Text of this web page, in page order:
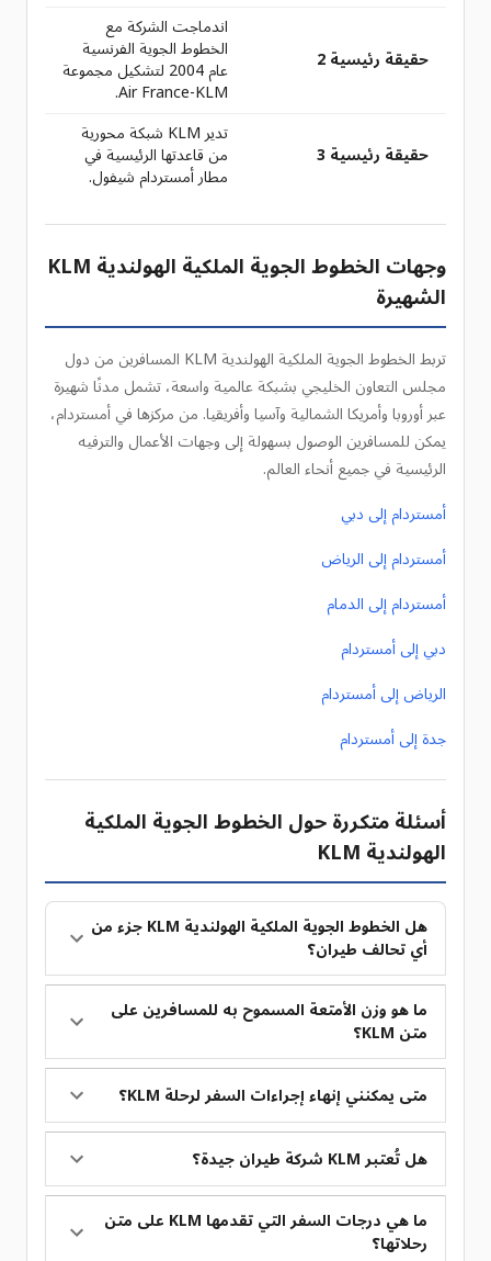
حقيقة رئيسية 2
اندماجت الشركة مع
الخطوط الجوية الفرنسية
عام 2004 لتشكيل مجموعة
Air France-KLM.
حقيقة رئيسية 3
تدير KLM شبكة محورية
من قاعدتها الرئيسية في
مطار أمستردام شيفول.
وجهات الخطوط الجوية الملكية الهولندية KLM
الشهيرة
تربط الخطوط الجوية الملكية الهولندية KLM المسافرين من دول
مجلس التعاون الخليجي بشبكة عالمية واسعة، تشمل مدنًا شهيرة
عبر أوروبا وأمريكا الشمالية وآسيا وأفريقيا. من مركزها في أمستردام،
يمكن للمسافرين الوصول بسهولة إلى وجهات الأعمال والترفيه
الرئيسية في جميع أنحاء العالم.
أمستردام إلى دبي
أمستردام إلى الرياض
أمستردام إلى الدمام
دبي إلى أمستردام
الرياض إلى أمستردام
جدة إلى أمستردام
أسئلة متكررة حول الخطوط الجوية الملكية
الهولندية KLM
هل الخطوط الجوية الملكية الهولندية KLM جزء من
أي تحالف طيران؟
ما هو وزن الأمتعة المسموح به للمسافرين على
متن KLM؟
متى يمكنني إنهاء إجراءات السفر لرحلة KLM؟
هل تُعتبر KLM شركة طيران جيدة؟
ما هي درجات السفر التي تقدمها KLM على متن
رحلاتها؟